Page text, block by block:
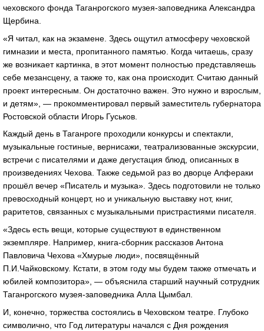
чеховского фонда Таганрогского музея-заповедника Александра
Щербина.
«Я читал, как на экзамене. Здесь ощутил атмосферу чеховской
гимназии и места, пропитанного памятью. Когда читаешь, сразу
же возникает картинка, в этот момент полностью представляешь
себе мезансцену, а также то, как она происходит. Считаю данный
проект интересным. Он достаточно важен. Это нужно и взрослым,
и детям», — прокомментировал первый заместитель губернатора
Ростовской области Игорь Гуськов.
Каждый день в Таганроге проходили конкурсы и спектакли,
музыкальные гостиные, вернисажи, театрализованные экскурсии,
встречи с писателями и даже дегустация блюд, описанных в
произведениях Чехова. Также седьмой раз во дворце Алфераки
прошёл вечер «Писатель и музыка». Здесь подготовили не только
превосходный концерт, но и уникальную выставку нот, книг,
раритетов, связанных с музыкальными пристрастиями писателя.
«Здесь есть вещи, которые существуют в единственном
экземпляре. Например, книга-сборник рассказов Антона
Павловича Чехова «Хмурые люди», посвящённый
П.И.Чайковскому. Кстати, в этом году мы будем также отмечать и
юбилей композитора», — объяснила старший научный сотрудник
Таганрогского музея-заповедника Алла Цымбал.
И, конечно, торжества состоялись в Чеховском театре. Глубоко
символично, что Год литературы начался с Дня рождения